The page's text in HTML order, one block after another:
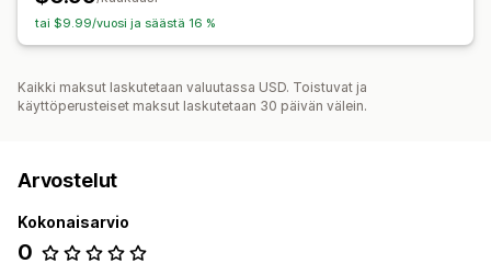
tai $9.99/vuosi ja säästä 16 %
Kaikki maksut laskutetaan valuutassa USD. Toistuvat ja
käyttöperusteiset maksut laskutetaan 30 päivän välein.
Arvostelut
Kokonaisarvio
0